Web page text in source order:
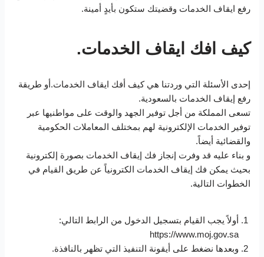
رفع ايقاف الخدمات وقضيتك ستكون بأيدٍ أمينة.
كيف افك ايقاف الخدمات.
إحدى الأسئلة التي وردتنا هي كيف أفك ايقاف الخدمات.أو طريقة
رفع إيقاف الخدمات بالسعودية.
تسعى المملكة من أجل توفير الجهد والوقت على مواطنيها عبر
توفير الخدمات الإلكترونية لهم بمختلف المعاملات الحكومية
والقضائية أيضاً.
و بناء عليه قد وفرت إنجاز فك إيقاف الخدمات بصورة إلكترونية
بحيث يمكن فك إيقاف الخدمات الكترونياً عن طريق القيام في
الخطوات التالية.
أولاً يجب القيام بتسجيل الدخول من الرابط التالي:
https://www.moj.gov.sa
وبعدها نضغط على أيقونة التنفيذ التي تظهر بالنافذة.